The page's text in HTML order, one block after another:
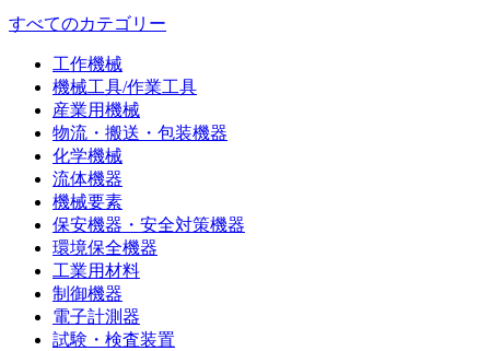
すべてのカテゴリー
工作機械
機械工具/作業工具
産業用機械
物流・搬送・包装機器
化学機械
流体機器
機械要素
保安機器・安全対策機器
環境保全機器
工業用材料
制御機器
電子計測器
試験・検査装置